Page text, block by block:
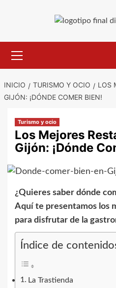
primario
INICIO TURISMO Y OCIO
LOS
GIJÓN: ¡DÓNDE COMER BIEN!
Turismo y ocio
Los Mejores
Gijón: ¡Dónde
¿Quieres saber dónde
Aquí te presentamos los
para disfrutar de la
Índice de
La Trastienda